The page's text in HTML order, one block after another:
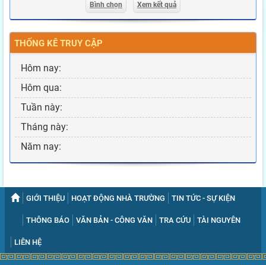
Bình chọn Xem kết quả
THỐNG KÊ TRUY CẬP
Hôm nay:
Hôm qua:
Tuần này:
Tháng này:
Năm nay:
GIỚI THIỆU HOẠT ĐỘNG NHÀ TRƯỜNG TIN TỨC - SỰ KIỆN
THÔNG BÁO VĂN BẢN - CÔNG VĂN TRA CỨU TÀI NGUYÊN
LIÊN HỆ